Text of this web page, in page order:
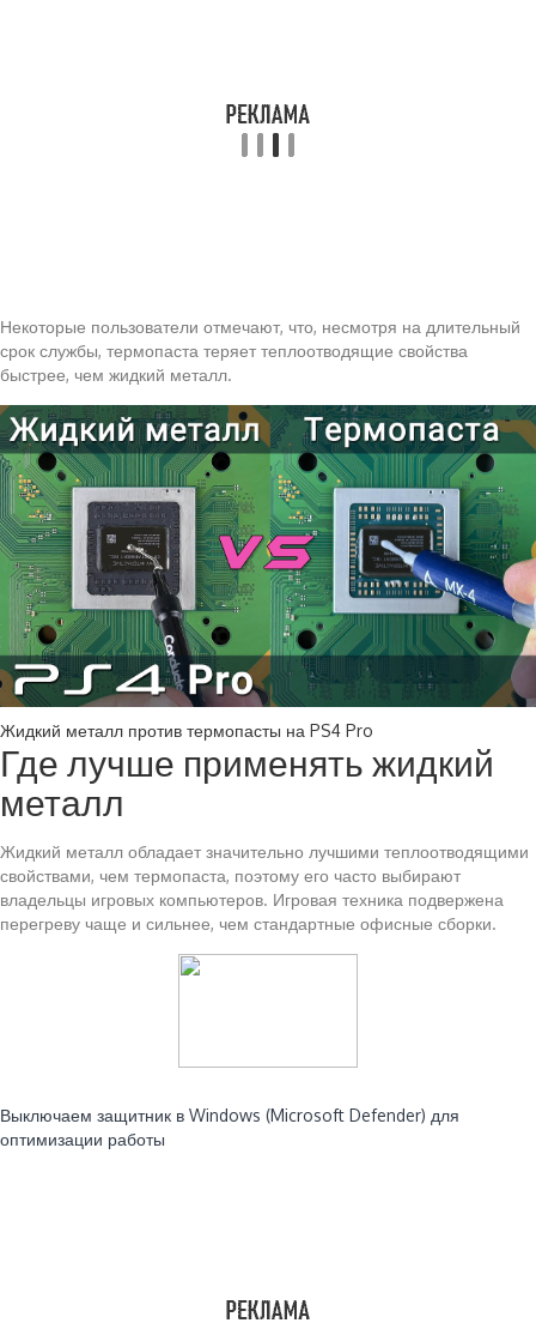
Некоторые пользователи отмечают, что, несмотря на длительный
срок службы, термопаста теряет теплоотводящие свойства
быстрее, чем жидкий металл.
Жидкий металл против термопасты на PS4 Pro
Где лучше применять жидкий
металл
Жидкий металл обладает значительно лучшими теплоотводящими
свойствами, чем термопаста, поэтому его часто выбирают
владельцы игровых компьютеров. Игровая техника подвержена
перегреву чаще и сильнее, чем стандартные офисные сборки.
Выключаем защитник в Windows (Microsoft Defender) для
оптимизации работы